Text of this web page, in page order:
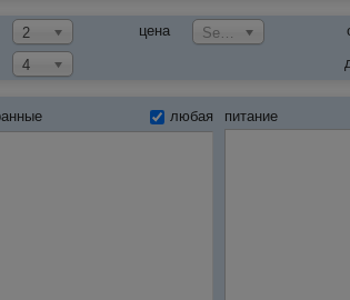
2 цена
4
любая питание